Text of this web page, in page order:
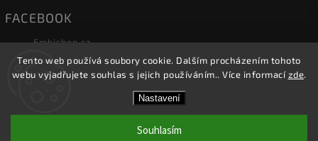
Tento web používá soubory cookie. Dalším procházením tohoto
webu vyjadřujete souhlas s jejich používáním.. Více informacízde.
Nastavení
Souhlasím
FACEBOOK
Embishop.cz
Embishop.cz. Všechna práva vyhrazena.
Shoptet